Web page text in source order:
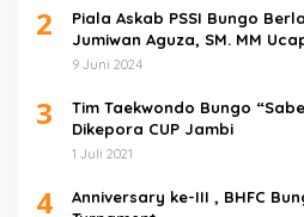
2
Piala Askab PSSI Bungo
Jumiwan Aguza, SM. MM
9 Juni 2024
3
Tim Taekwondo Bungo
Dikepora CUP Jambi
1 Juli 2021
4
Anniversary ke-III , BHFC